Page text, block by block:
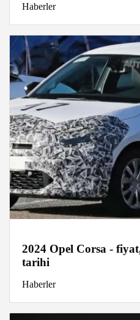
Haberler
2024 Opel Corsa -
tarihi
Haberler